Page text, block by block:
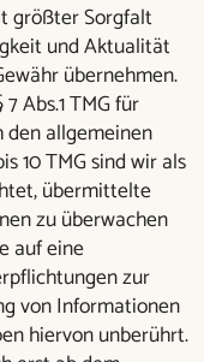
größter Sorgfalt
und Aktualität
übernehmen.
Abs.1 TMG für
den allgemeinen
10 TMG sind wir als
übermittelte
zu überwachen
auf eine
zur
von Informationen
hiervon unberührt.